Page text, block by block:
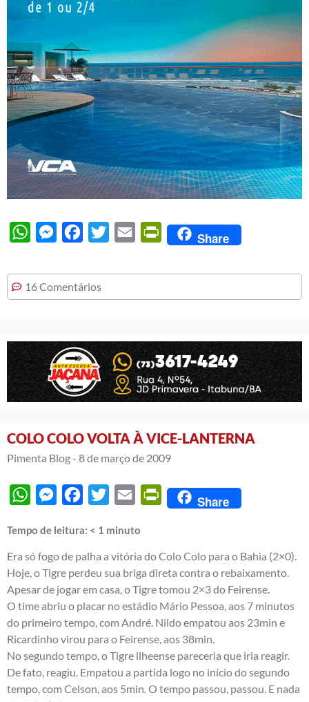
WhatsAppMessengerFacebook
Twitter Email PrintFriendly
Share
16 Comentários
COLO COLO VOLTA À VICE-LANTERNA
Pimenta Blog - 8 de março de 2009
WhatsAppMessengerFacebook
Twitter Email PrintFriendly
Share
Tempo de leitura: < 1 minuto
Era só fogo de palha a vitória do Colo Colo para o Bahia (2×0).
Hoje, o Tigre perdeu sua briga direta contra o rebaixamento.
Apesar de jogar em casa, o Tigre tomou 2×3 do Feirense.
O time abriu o placar no estádio Mário Pessoa, aos 7 minutos
do primeiro tempo, com André. Nildo empatou aos 23min e
Ricardinho virou para o Feirense, aos 38min.
No segundo tempo, o Tigre ilheense pareceria que iria reagir.
De fato, reagiu. Empatou a partida logo no início do segundo
tempo, com Celson, aos 5min. O tempo passou, passou. E nada